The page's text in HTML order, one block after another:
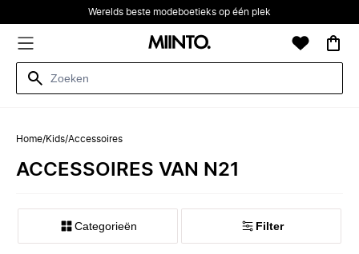
Werelds beste modeboetieks op één plek
Home/Kids/Accessoires
ACCESSOIRES VAN N21
Categorieën Filter